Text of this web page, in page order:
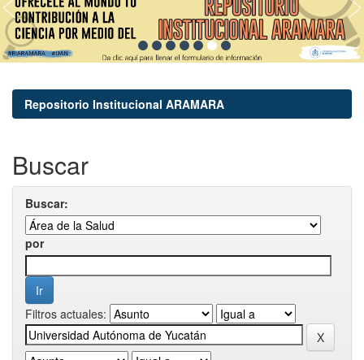
Repositorio Institucional ARAMARA
Buscar
Buscar:
por
Filtros actuales: